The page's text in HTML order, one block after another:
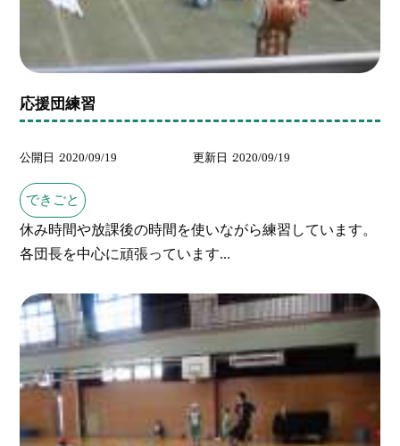
応援団練習
公開日 2020/09/19 更新日 2020/09/19
できごと
休み時間や放課後の時間を使いながら練習しています。
各団長を中心に頑張っています...